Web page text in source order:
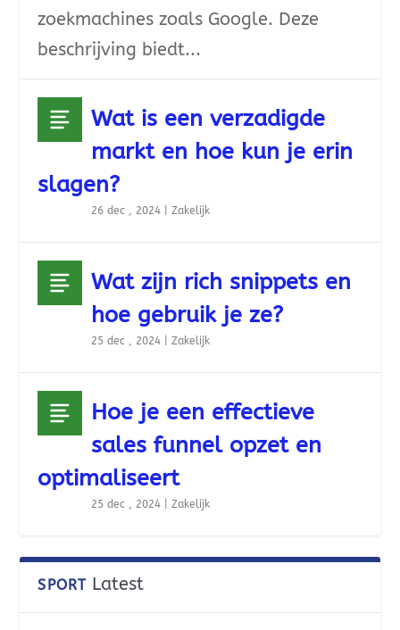
zoekmachines zoals Google. Deze
beschrijving biedt...
Wat is een verzadigde
markt en hoe kun je erin
slagen?
26 dec , 2024 |Zakelijk
Wat zijn rich snippets en
hoe gebruik je ze?
25 dec , 2024 |Zakelijk
Hoe je een effectieve
sales funnel opzet en
optimaliseert
25 dec , 2024 |Zakelijk
SPORT Latest